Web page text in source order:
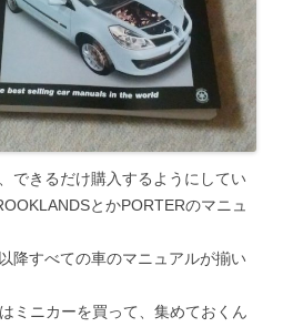
できるだけ購入するようにしてい
とかPORTERのマニュ
降すべての車のマニュアルが揃い
ミニカーを買って、集めておくん